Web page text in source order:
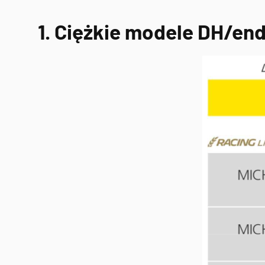
1. Ciężkie modele DH/